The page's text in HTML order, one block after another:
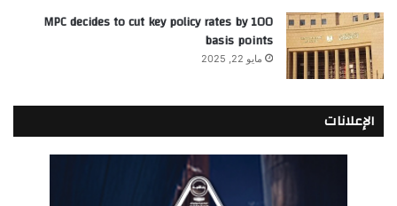
MPC decides to cut key policy rates by 100
basis points
مايو 22, 2025
الإعلانات